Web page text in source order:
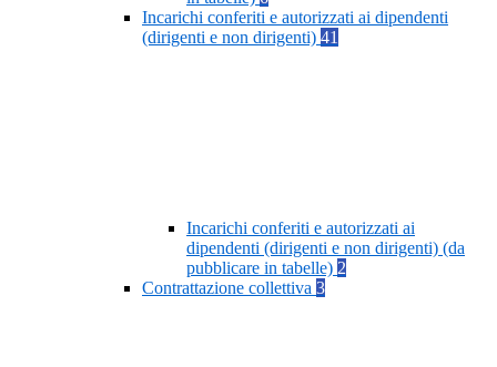
Incarichi conferiti e autorizzati ai dipendenti
(dirigenti e non dirigenti) 41
Incarichi conferiti e autorizzati ai
dipendenti (dirigenti e non dirigenti) (da
pubblicare in tabelle) 2
Contrattazione collettiva 3